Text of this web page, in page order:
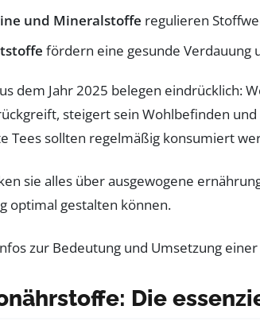
und Mineralstoffe regulieren
fördern eine gesunde Verdauung
dem Jahr 2025 belegen eindrücklich:
steigert sein Wohlbefinden
Tees sollten regelmäßig konsumiert
zur Bedeutung und Umsetzung
Die